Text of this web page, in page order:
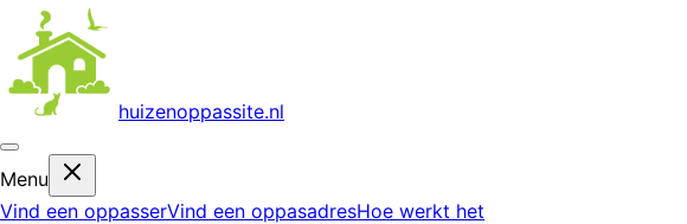
huizenoppassite.nl
Menu
Vind een oppasserVind een oppasadresHoe werkt het